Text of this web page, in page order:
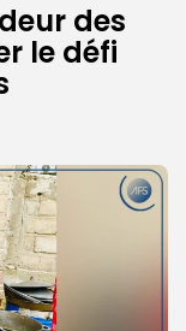
des
le défi